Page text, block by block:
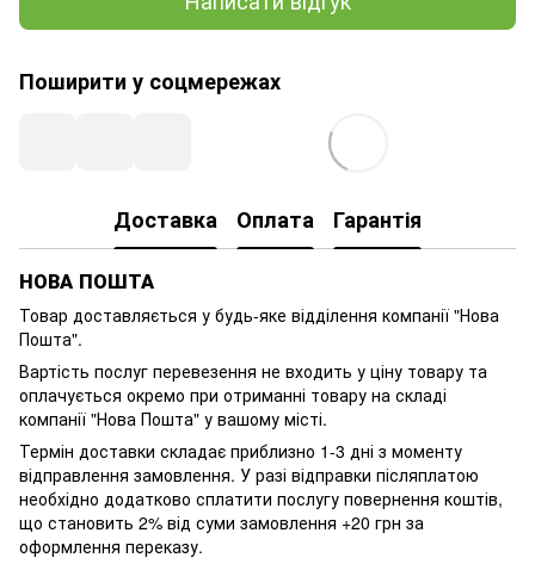
Поширити у соцмережах
Доставка Оплата Гарантія
НОВА ПОШТА
Товар доставляється у будь-яке відділення компанії "Нова
Пошта".
Вартість послуг перевезення не входить у ціну товару та
оплачується окремо при отриманні товару на складі
компанії "Нова Пошта" у вашому місті.
Термін доставки складає приблизно 1-3 дні з моменту
відправлення замовлення. У разі відправки післяплатою
необхідно додатково сплатити послугу повернення коштів,
що становить 2% від суми замовлення +20 грн за
оформлення переказу.